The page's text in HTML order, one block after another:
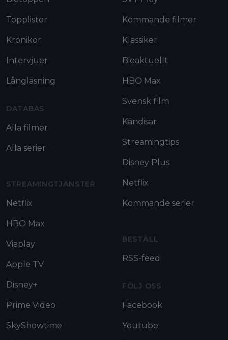
Topplistor
Krönikor
Intervjuer
Långläsning
DATABAS
Alla filmer
Alla serier
STREAMINGTJÄNSTER
Netflix
HBO Max
Viaplay
Apple TV
Disney+
Prime Video
SkyShowtime
Kommande filmer
Klassiker
Bioaktuellt
HBO Max
Svensk film
Kändisar
Streamingtips
Disney Plus
Netflix
Kommande serier
BESTÄLL
RSS-feed
FÖLJ OSS
Facebook
Youtube